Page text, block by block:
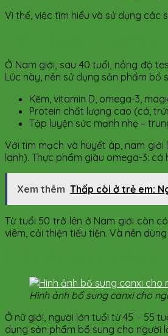
Vì thế, việc tìm hiểu và sử dụng
Ở Nam giới, sau 40 tuổi, nồng độ
Lúc này, nên sử dụng sản phẩm bổ
Kẽm, vitamin D, omega-3,
Protein chất lượng cao (cá,
Tập luyện sức mạnh nhẹ –
Với tim mạch và huyết áp, nam
lanh). Thực phẩm giàu omega-3:
Xem thêm Thấp còi ở trẻ em:
Từ tuổi 50 trở lên ở Nam giới còn
viêm, cải thiện tiểu tiện. Và nên
Hình ảnh bổ sung canxi cho
Ở nữ giới, người lớn tuổi từ 45 – 55
dụng sản phẩm bổ sung cho người